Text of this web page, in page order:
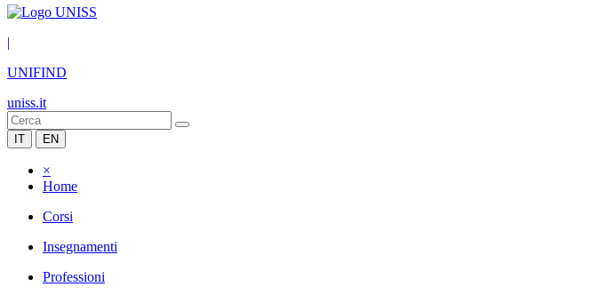
|
UNIFIND
uniss.it
IT EN
×
Home
Corsi
Insegnamenti
Professioni